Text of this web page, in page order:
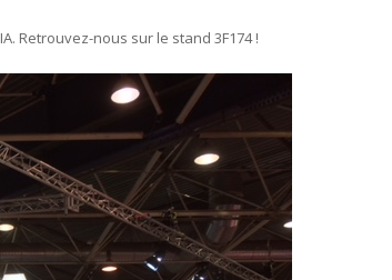
Retrouvez-nous sur le stand 3F174 !